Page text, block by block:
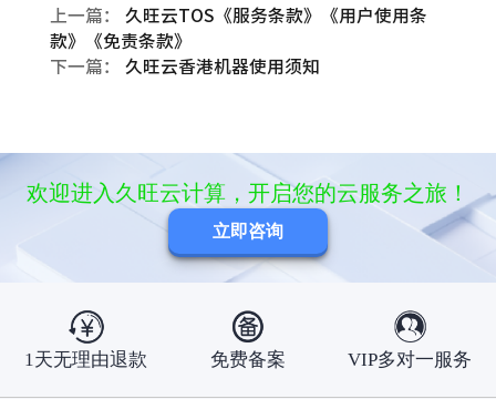
上一篇： 久旺云TOS《服务条款》《用户使用条
款》《免责条款》
下一篇： 久旺云香港机器使用须知
欢迎进入久旺云计算，开启您的云服务之旅！
立即咨询
1天无理由退款 免费备案 VIP多对一服务